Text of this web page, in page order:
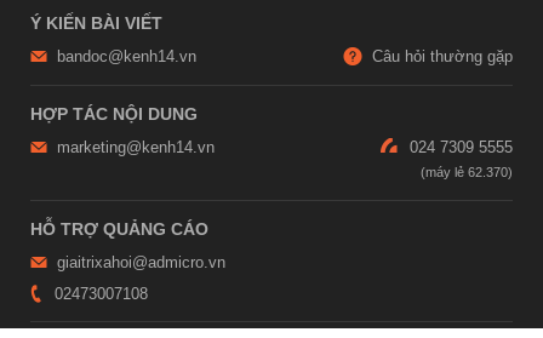
Ý KIẾN BÀI VIẾT
bandoc@kenh14.vn Câu hỏi thường gặp
HỢP TÁC NỘI DUNG
marketing@kenh14.vn 024 7309 5555
HỖ TRỢ QUẢNG CÁO
giaitrixahoi@admicro.vn
02473007108